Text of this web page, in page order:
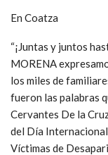
En Coatza
“¡Juntas y juntos
MORENA
los miles de
fueron las palabras
Cervantes De la
del Día
Víctimas de